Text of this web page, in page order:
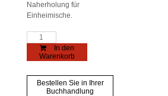
Naherholung für
Einheimische.
Freizeit
unterm
Acherkogel
Menge
In den
Warenkorb
Bestellen Sie in Ihrer
Buchhandlung